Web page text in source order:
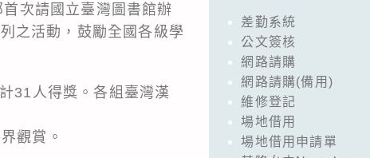
次請國立臺灣圖書館辦
之活動，鼓勵全國各級學
31人得獎。各組臺灣漢
觀賞。
差勤系統
公文簽核
網路請購
網路請購(備用)
維修登記
場地借用
場地借用申請單